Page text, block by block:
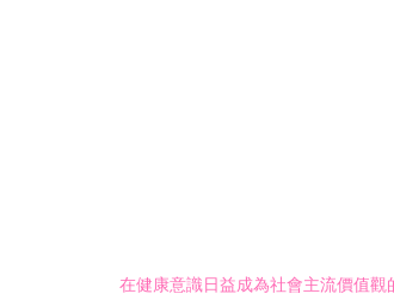
在健康意識日益成為社會主流價值